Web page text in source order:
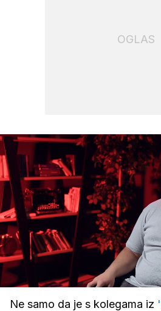
OGLAS
Upali
zvuk
Loaded
7.23%
Ne samo da je s kolegama iz '